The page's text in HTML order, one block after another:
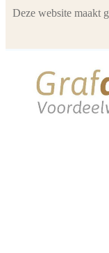
Deze website maakt